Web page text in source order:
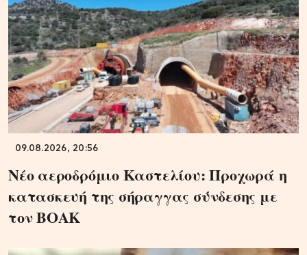
09.08.2026, 20:56
Νέο αεροδρόμιο Καστελίου: Προχωρά η
κατασκευή της σήραγγας σύνδεσης με
τον ΒΟΑΚ